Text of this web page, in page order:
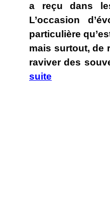
a reçu dans
L’occasion
particulière
mais surtout, de
raviver des
suite